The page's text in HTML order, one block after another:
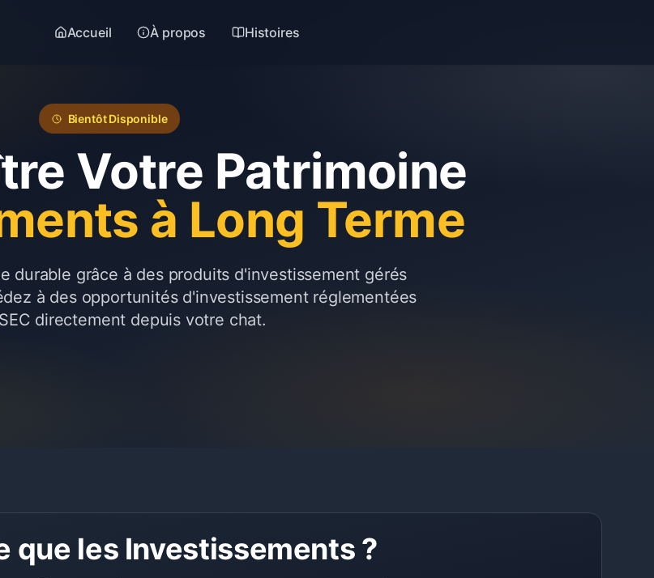
Accueil À propos Histoires
Bientôt Disponible
Votre Patrimoine
à Long Terme
durable grâce à des produits d'investissement gérés
à des opportunités d'investissement réglementées
directement depuis votre chat.
que les Investissements ?